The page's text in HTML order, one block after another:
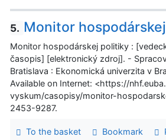
5. Monitor
Monitor hospodárskej politiky :
časopis] [elektronický zdroj]. -
Bratislava : Ekonomická univerzita v
Available on Internet: <https://
vyskum/casopisy/monitor-
2453-9287.
To the basket Bookmark